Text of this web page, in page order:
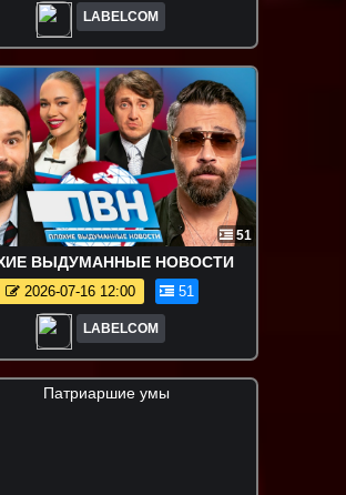
LABELCOM
51
ВЫДУМАННЫЕ НОВОСТИ
2026-07-16 12:00 51
LABELCOM